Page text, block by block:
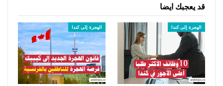
قد يعجبك ايضا
الهجرة إلى كندا الهجرة إلى كندا